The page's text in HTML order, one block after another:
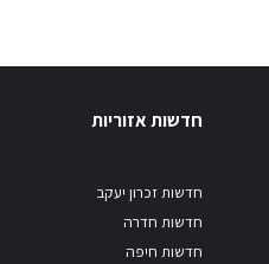
חדשות אזוריות
חדשות זכרון יעקב
חדשות חדרה
חדשות חיפה